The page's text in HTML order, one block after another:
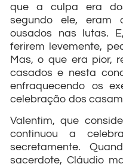
que a culpa era
segundo ele, eram
ousados nas lutas.
ferirem levemente,
Mas, o que era pior,
casados e nesta
enfraquecendo os
celebração dos
Valentim, que
continuou a
secretamente.
sacerdote, Cláudio